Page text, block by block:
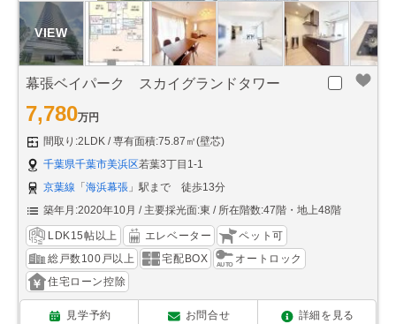
幕張ベイパーク スカイグランドタワー
7,780万円
間取り:2LDK
専有面積:75.87㎡(壁芯)
千葉県千葉市美浜区若葉3丁目1-1
京葉線 「海浜幕張 」駅まで 徒歩13分
築年月:2020年10月
主要採光面:東 所在階数:47階・地上48階
LDK15帖以上 エレベーター
ペット可
総戸数100戸以上
宅配BOX
オートロック
住宅ローン控除
見学予約 お問合せ 詳細を見る